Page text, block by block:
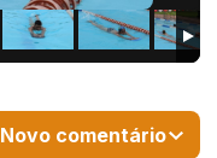
Novo comentário